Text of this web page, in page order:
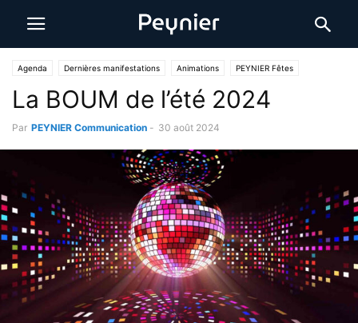
Agenda Dernières manifestations Animations PEYNIER Fêtes
La BOUM de l’été 2024
Par PEYNIER Communication - 30 août 2024